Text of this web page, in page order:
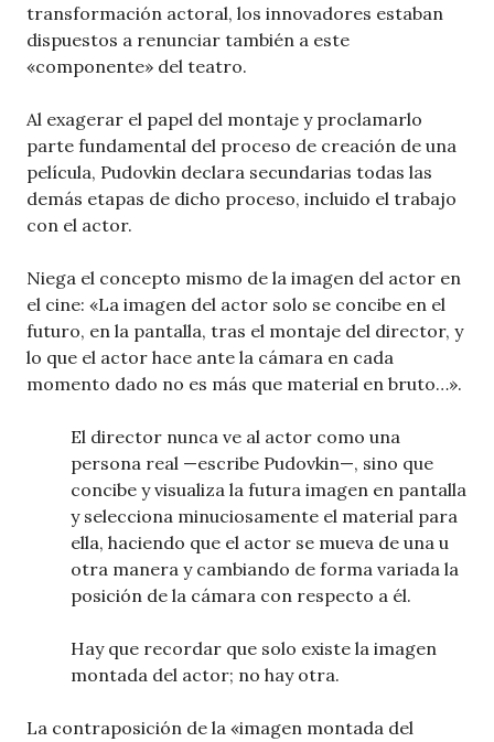
transformación actoral, los innovadores estaban
dispuestos a renunciar también a este
«componente» del teatro.
Al exagerar el papel del montaje y proclamarlo
parte fundamental del proceso de creación de una
película, Pudovkin declara secundarias todas las
demás etapas de dicho proceso, incluido el trabajo
con el actor.
Niega el concepto mismo de la imagen del actor en
el cine: «La imagen del actor solo se concibe en el
futuro, en la pantalla, tras el montaje del director, y
lo que el actor hace ante la cámara en cada
momento dado no es más que material en bruto…».
El director nunca ve al actor como una
persona real —escribe Pudovkin—, sino que
concibe y visualiza la futura imagen en pantalla
y selecciona minuciosamente el material para
ella, haciendo que el actor se mueva de una u
otra manera y cambiando de forma variada la
posición de la cámara con respecto a él.
Hay que recordar que solo existe la imagen
montada del actor; no hay otra.
La contraposición de la «imagen montada del